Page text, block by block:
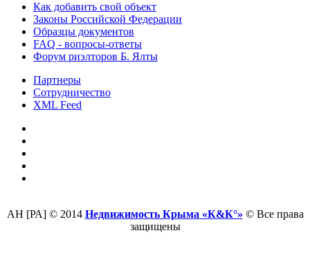
Как добавить свой объект
Законы Российской Федерации
Образцы документов
FAQ - вопросы-ответы
Форум риэлторов Б. Ялты
Партнеры
Сотрудничество
XML Feed
АН [РА] © 2014 Недвижимость Крыма «К&К°» © Все права
защищены